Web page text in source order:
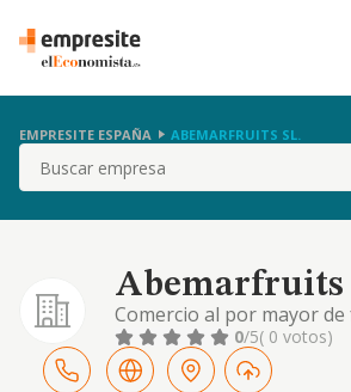
EMPRESITE ESPAÑA ABEMARFRUITS SL.
Buscar
Abemarfruits
Comercio al por mayor
hortalizas. cultivo de
tubérculos. cultivo de
0/5( 0 votos)